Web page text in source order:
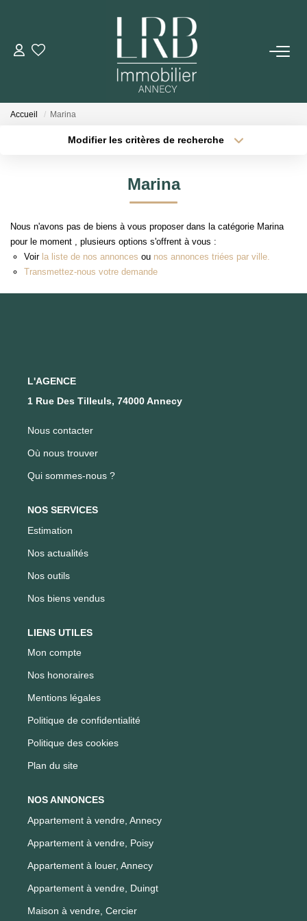
ACHETER
Votre Recherche
Biens Vendus
ESTIMER
LOUER
Accueil Marina
Modifier les critères de recherche
Budget max Plus de critères
Marina
Nous n'avons pas de biens à vous proposer dans la catégorie Marina
pour le moment , plusieurs options s'offrent à vous :
Voir la liste de nos annonces ou nos annonces triées par ville.
Transmettez-nous votre demande
L'AGENCE
1 Rue Des Tilleuls, 74000 Annecy
Nous contacter
Où nous trouver
Qui sommes-nous ?
NOS SERVICES
Estimation
Nos actualités
Nos outils
Nos biens vendus
LIENS UTILES
Mon compte
Nos honoraires
Mentions légales
Politique de confidentialité
Politique des cookies
Plan du site
NOS ANNONCES
Appartement à vendre, Annecy
Appartement à vendre, Poisy
Appartement à louer, Annecy
Appartement à vendre, Duingt
Maison à vendre, Cercier